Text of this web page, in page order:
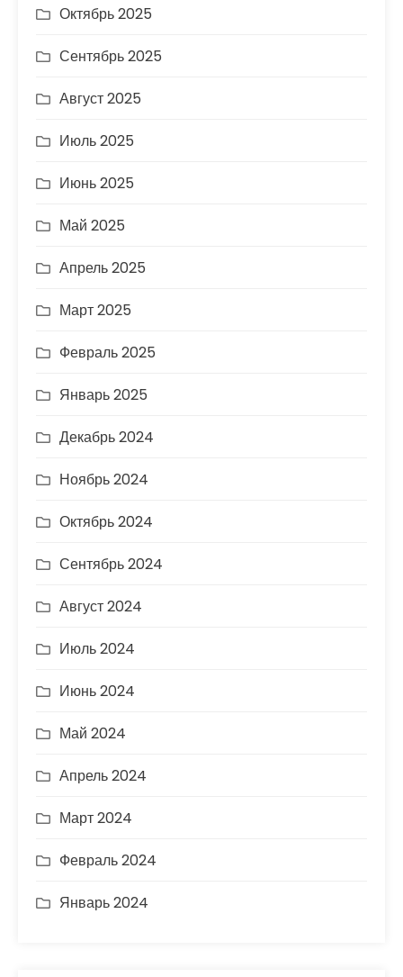
Октябрь 2025
Сентябрь 2025
Август 2025
Июль 2025
Июнь 2025
Май 2025
Апрель 2025
Март 2025
Февраль 2025
Январь 2025
Декабрь 2024
Ноябрь 2024
Октябрь 2024
Сентябрь 2024
Август 2024
Июль 2024
Июнь 2024
Май 2024
Апрель 2024
Март 2024
Февраль 2024
Январь 2024